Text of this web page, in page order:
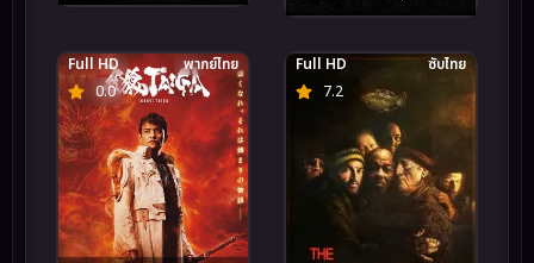
ไหม้เกรมเฟลล์ (2025)
0.0
Full HD พากย์ไทย
7.2
Full HD ซับไทย